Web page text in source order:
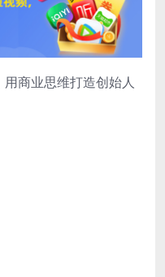
商业思维打造创始人